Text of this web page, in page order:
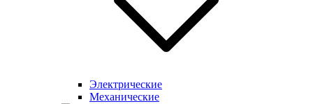
Электрические
Механические